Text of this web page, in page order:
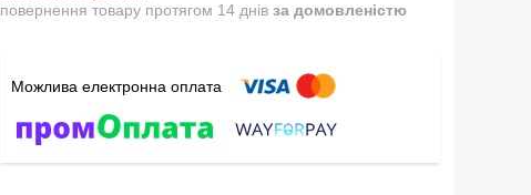
повернення товару протягом 14 днів за домовленістю